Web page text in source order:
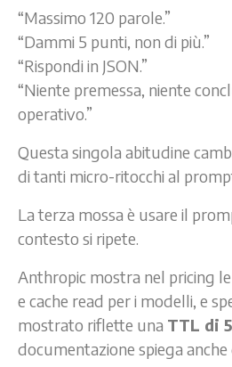
“Massimo 120 parole.”
“Dammi 5 punti, non di più.”
“Rispondi in JSON.”
“Niente premessa, niente
operativo.”
Questa singola abitudine
di tanti micro-ritocchi al
La terza mossa è usare il
contesto si ripete.
Anthropic mostra nel pricing
e cache read per i modelli, e
mostrato riflette una TTL di
documentazione spiega